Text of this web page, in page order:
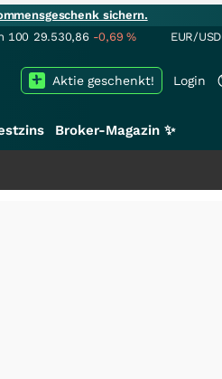
sichern.
100 29.530,86 -0,69% EUR/USD
Login
Aktie geschenkt!
Broker-Magazin ✨